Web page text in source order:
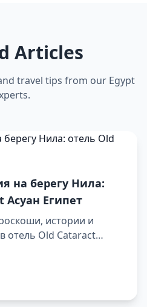
Articles
travel tips from our Egypt
на берегу Нила:
Асуан Египет
истории и
отель Old Cataract
незабываемые day
в памятный